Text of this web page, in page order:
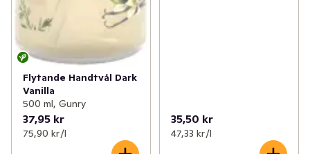
Flytande Handtvål Dark
Vanilla
500 ml, Gunry
37,95 kr
75,90 kr /l
35,50 kr
47,33 kr /l